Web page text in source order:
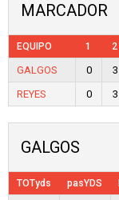
MARCADOR
EQUIPO 1 2
GALGOS 0 3
REYES
0 3
GALGOS
TOTyds pasYDS